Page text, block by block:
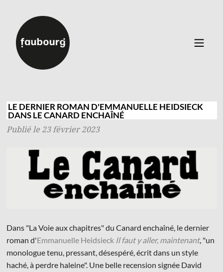
Auteurs
Événements
À propos
Connexion Inscription
LE DERNIER ROMAN D'EMMANUELLE HEIDSIECK
DANS LE CANARD ENCHAÎNÉ
Publié le 23 février 2023
Dans "La Voie aux chapitres" du Canard enchaîné, le dernier
roman d'Emmanuelle Heidsieck Il faut y aller, maintenant, "un
monologue tenu, pressant, désespéré, écrit dans un style
haché, à perdre haleine". Une belle recension signée David